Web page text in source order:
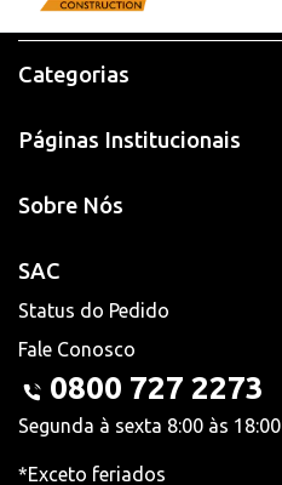
Categorias
Páginas Institucionais
Sobre Nós
SAC
Status do Pedido
Fale Conosco
0800 727 2273
Segunda à sexta 8:00 às 18:00
*Exceto feriados